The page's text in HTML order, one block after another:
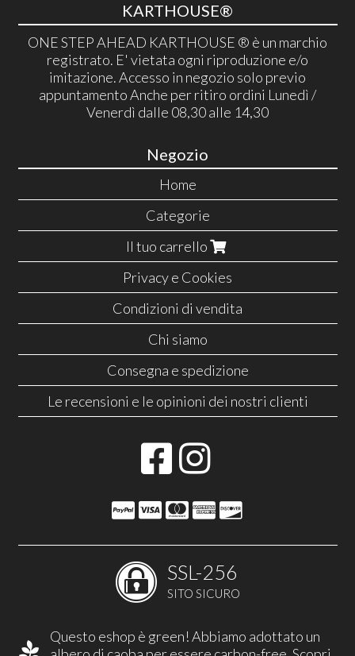
KARTHOUSE®
ONE STEP AHEAD KARTHOUSE ® è un marchio
registrato. E' vietata ogni riproduzione e/o
imitazione. Accesso in negozio solo previo
appuntamento Anche per ritiro ordini Lunedì /
Venerdì dalle 08,30 alle 14,30
Negozio
Home
Categorie
Il tuo carrello
Privacy e Cookies
Condizioni di vendita
Chi siamo
Consegna e spedizione
Le recensioni e le opinioni dei nostri clienti
SSL-256
SITO SICURO
Questo eshop è green! Abbiamo adottato un